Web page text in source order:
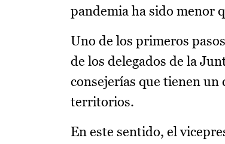
pandemia ha sido menor
Uno de los primeros
de los delegados de la
consejerías que tienen un
territorios.
En este sentido, el